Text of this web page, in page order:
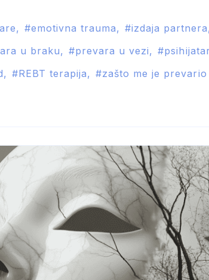
emotivna trauma izdaja partnera
u braku prevara u vezi
REBT terapija zašto me je prevario